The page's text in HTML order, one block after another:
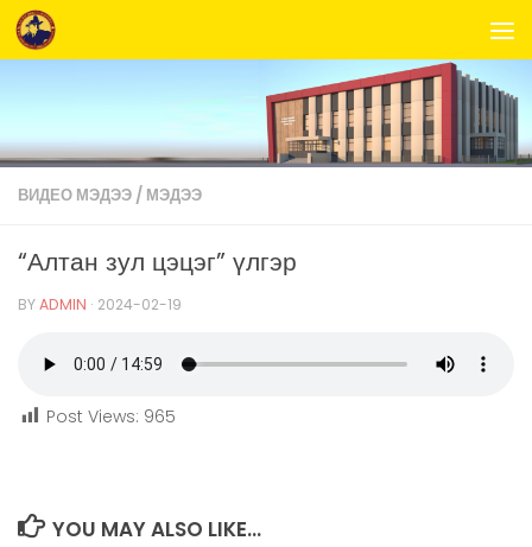
Skip to content
ВИДЕО МЭДЭЭ / МЭДЭЭ
“Алтан зул цэцэг” үлгэр
BYADMIN · 2024-02-19
Post Views: 965
YOU MAY ALSO LIKE...